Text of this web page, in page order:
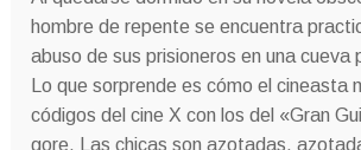
hombre de repente se encuentra
abuso de sus prisioneros en una cueva
Lo que sorprende es cómo el cineasta
códigos del cine X con los del «Gran
gore. Las chicas son azotadas,